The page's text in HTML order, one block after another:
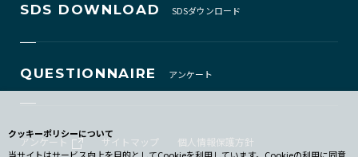
クッキーポリシーについて
SDS DOWNLOAD SDSダウンロード
QUESTIONNAIRE アンケート
アンケート サイトマップ
個人情報保護方針